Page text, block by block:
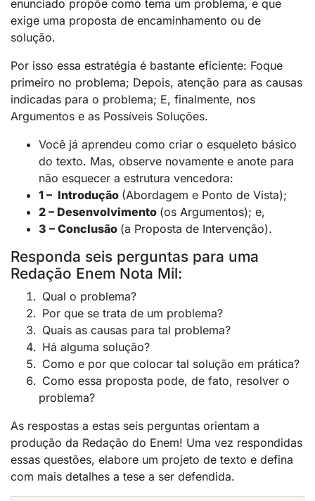
enunciado propõe como tema um problema, e que
exige uma proposta de encaminhamento ou de
solução.
Por isso essa estratégia é bastante eficiente: Foque
primeiro no problema; Depois, atenção para as causas
indicadas para o problema; E, finalmente, nos
Argumentos e as Possíveis Soluções.
Você já aprendeu como criar o esqueleto básico
do texto. Mas, observe novamente e anote para
não esquecer a estrutura vencedora:
1 – Introdução (Abordagem e Ponto de Vista);
2 – Desenvolvimento (os Argumentos); e,
3 – Conclusão (a Proposta de Intervenção).
Responda seis perguntas para uma
Redação Enem Nota Mil:
Qual o problema?
Por que se trata de um problema?
Quais as causas para tal problema?
Há alguma solução?
Como e por que colocar tal solução em prática?
Como essa proposta pode, de fato, resolver o
problema?
As respostas a estas seis perguntas orientam a
produção da Redação do Enem! Uma vez respondidas
essas questões, elabore um projeto de texto e defina
com mais detalhes a tese a ser defendida.